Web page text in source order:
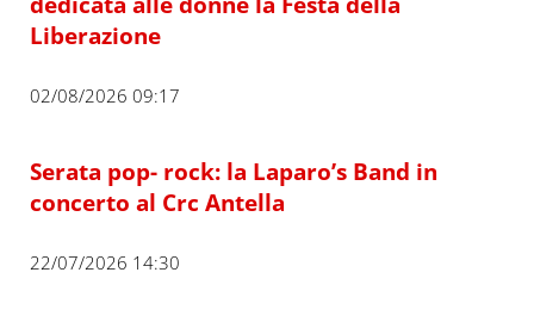
Liberazione
02/08/2026 09:17
Serata pop- rock: la Laparo’s Band in
concerto al Crc Antella
22/07/2026 14:30